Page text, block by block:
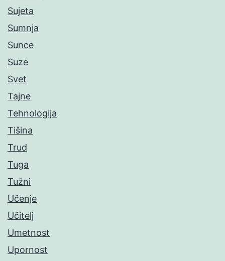
Sujeta
Sumnja
Sunce
Suze
Svet
Tajne
Tehnologija
Tišina
Trud
Tuga
Tužni
Učenje
Učitelj
Umetnost
Upornost